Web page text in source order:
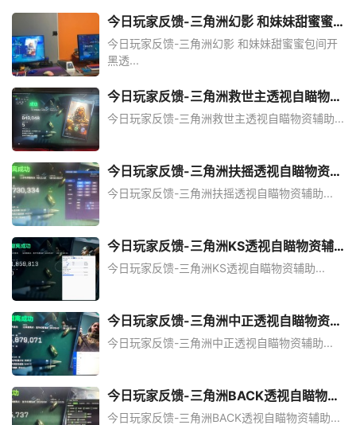
今日玩家反馈-三角洲幻影 和妹妹甜蜜蜜
包间开黑透
今日玩家反馈-三角洲幻影 和妹妹甜蜜蜜包间开
黑透...
今日玩家反馈-三角洲救世主透视自瞄物资
辅助
今日玩家反馈-三角洲救世主透视自瞄物资辅助...
今日玩家反馈-三角洲扶摇透视自瞄物资辅
助
今日玩家反馈-三角洲扶摇透视自瞄物资辅助...
今日玩家反馈-三角洲KS透视自瞄物资辅
助
今日玩家反馈-三角洲KS透视自瞄物资辅助...
今日玩家反馈-三角洲中正透视自瞄物资辅
助
今日玩家反馈-三角洲中正透视自瞄物资辅助...
今日玩家反馈-三角洲BACK透视自瞄物资
辅助
今日玩家反馈-三角洲BACK透视自瞄物资辅助...